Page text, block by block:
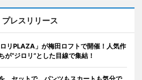
プレスリリース
リPLAZA」が梅田ロフトで開催！人気作
が“ジロリ”とした目線で集結！